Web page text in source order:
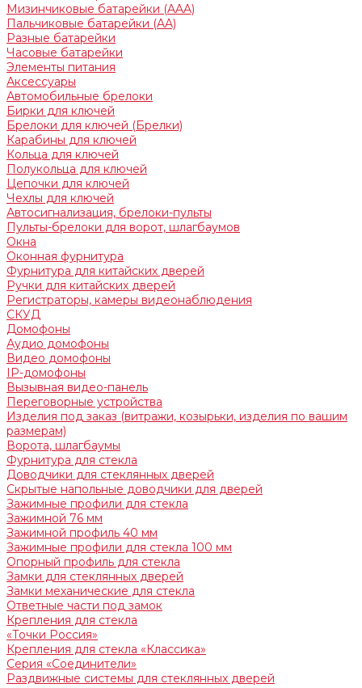
Мизинчиковые батарейки (AAA)
Пальчиковые батарейки (AA)
Разные батарейки
Часовые батарейки
Элементы питания
Аксессуары
Автомобильные брелоки
Бирки для ключей
Брелоки для ключей (Брелки)
Карабины для ключей
Кольца для ключей
Полукольца для ключей
Цепочки для ключей
Чехлы для ключей
Автосигнализация, брелоки-пульты
Пульты-брелоки для ворот, шлагбаумов
Окна
Оконная фурнитура
Фурнитура для китайских дверей
Ручки для китайских дверей
Регистраторы, камеры видеонаблюдения
СКУД
Домофоны
Аудио домофоны
Видео домофоны
IP-домофоны
Вызывная видео-панель
Переговорные устройства
Изделия под заказ (витражи, козырьки, изделия по вашим
размерам)
Ворота, шлагбаумы
Фурнитура для стекла
Доводчики для стеклянных дверей
Скрытые напольные доводчики для дверей
Зажимные профили для стекла
Зажимной 76 мм
Зажимной профиль 40 мм
Зажимные профили для стекла 100 мм
Опорный профиль для стекла
Замки для стеклянных дверей
Замки механические для стекла
Ответные части под замок
Крепления для стекла
«Точки Россия»
Крепления для стекла «Классика»
Серия «Соединители»
Раздвижные системы для стеклянных дверей